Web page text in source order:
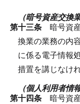
（暗号資産交換
第十三条 暗号資
換業の業務の内
に係る電子情報
措置を講じなけ
（個人利用者情
第十四条 暗号資